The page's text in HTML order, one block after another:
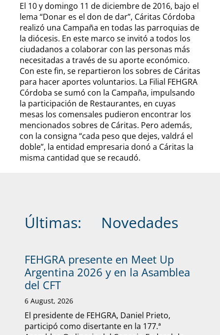
El 10 y domingo 11 de diciembre de 2016, bajo el
lema “Donar es el don de dar”, Cáritas Córdoba
realizó una Campaña en todas las parroquias de
la diócesis. En este marco se invitó a todos los
ciudadanos a colaborar con las personas más
necesitadas a través de su aporte económico.
Con este fin, se repartieron los sobres de Cáritas
para hacer aportes voluntarios. La Filial FEHGRA
Córdoba se sumó con la Campaña, impulsando
la participación de Restaurantes, en cuyas
mesas los comensales pudieron encontrar los
mencionados sobres de Cáritas. Pero además,
con la consigna “cada peso que dejes, valdrá el
doble”, la entidad empresaria donó a Cáritas la
misma cantidad que se recaudó.
Últimas: Novedades
FEHGRA presente en Meet Up
Argentina 2026 y en la Asamblea
del CFT
6 August, 2026
El presidente de FEHGRA, Daniel Prieto,
participó como disertante en la 177.ª